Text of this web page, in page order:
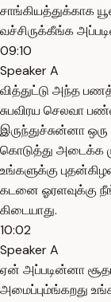
சாங்கியத்துக்காக
வச்சிருக்கீங்க
09:10
Speaker A
வித்துட்டு அந்த
சுபவிரய செலவா
இருந்துச்சுன்னா
கொடுத்து அடைக்க
உங்களுக்கு
கடனை ஓரளவுக்கு
கிடையாது.
10:02
Speaker A
ஏன் அப்படின்னா
அமைப்பும்ங்கறது